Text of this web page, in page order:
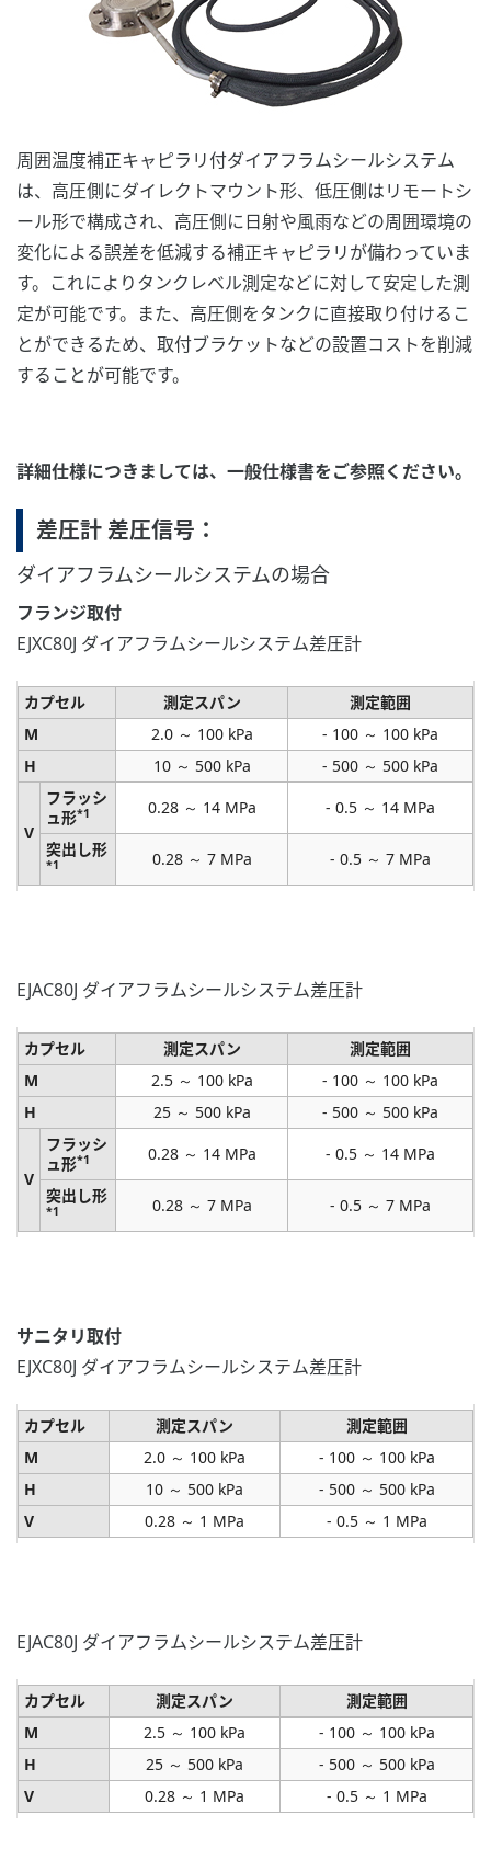
周囲温度補正キャピラリ付ダイアフラムシールシステム
は、高圧側にダイレクトマウント形、低圧側はリモートシ
ール形で構成され、高圧側に日射や風雨などの周囲環境の
変化による誤差を低減する補正キャピラリが備わっていま
す。これによりタンクレベル測定などに対して安定した測
定が可能です。また、高圧側をタンクに直接取り付けるこ
とができるため、取付ブラケットなどの設置コストを削減
することが可能です。
詳細仕様につきましては、一般仕様書をご参照ください。
差圧計 差圧信号：
ダイアフラムシールシステムの場合
フランジ取付
EJXC80J ダイアフラムシールシステム差圧計
カプセル 測定スパン
測定範囲
M
2.0 ～ 100 kPa
- 100 ～ 100 kPa
H
10 ～ 500 kPa - 500 ～ 500 kPa
V
フラッシ
ュ形*1 0.28 ～ 14 MPa
- 0.5 ～ 14 MPa
突出し形
*1 0.28 ～ 7 MPa - 0.5 ～ 7 MPa
EJAC80J ダイアフラムシールシステム差圧計
カプセル 測定スパン
測定範囲
M
2.5 ～ 100 kPa
- 100 ～ 100 kPa
H
25 ～ 500 kPa - 500 ～ 500 kPa
V
フラッシ
ュ形*1 0.28 ～ 14 MPa
- 0.5 ～ 14 MPa
突出し形
*1 0.28 ～ 7 MPa - 0.5 ～ 7 MPa
サニタリ取付
EJXC80J ダイアフラムシールシステム差圧計
カプセル 測定スパン
測定範囲
M
2.0 ～ 100 kPa
- 100 ～ 100 kPa
H
10 ～ 500 kPa
- 500 ～ 500 kPa
V
0.28 ～ 1 MPa - 0.5 ～ 1 MPa
EJAC80J ダイアフラムシールシステム差圧計
カプセル 測定スパン
測定範囲
M
2.5 ～ 100 kPa
- 100 ～ 100 kPa
H
25 ～ 500 kPa
- 500 ～ 500 kPa
V
0.28 ～ 1 MPa - 0.5 ～ 1 MPa